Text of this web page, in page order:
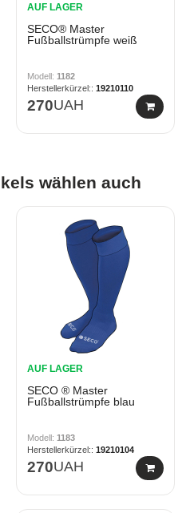
AUF LAGER
SECO® Master
Fußballstrümpfe weiß
1182
19210110
270UAH
wählen auch
AUF LAGER
SECO ® Master
Fußballstrümpfe blau
1183
19210104
270UAH